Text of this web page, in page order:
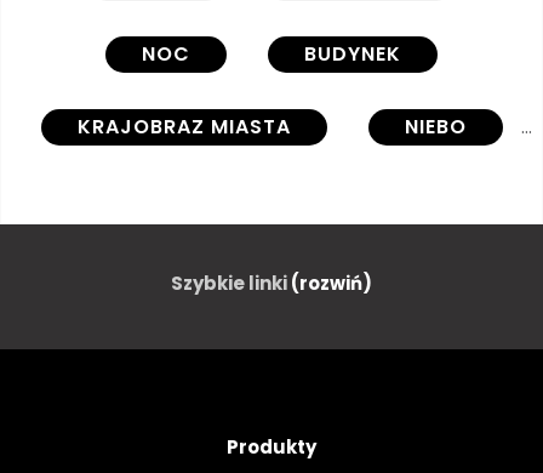
NOC BUDYNEK
KRAJOBRAZ MIASTA NIEBO
ŚWIATŁO ULICA
DROGA STRESZCZENIE
Szybkie linki(rozwiń)
Produkty